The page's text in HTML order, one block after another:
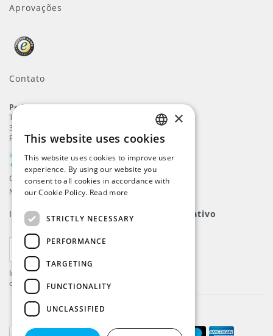
Aprovações
Contato
ProFlags B.V.
Tilbury 8
3897 AC
Países Baixos
info@beachflags.com
+31 (0) 85 401 4648
Câmara do Comércio: 92559840
Número de Contribuinte: NL866099657B01
Inscreva-se para nosso boletim informativo
Inscreva-se e receba as últimas novidades e
ofertas!
ENGLISH
DUTCH
GERMAN
×
This website uses cookies
This website uses cookies to improve user
experience. By using our website you
consent to all cookies in accordance with
our Cookie Policy. Read more
STRICTLY NECESSARY
PERFORMANCE
TARGETING
FUNCTIONALITY
UNCLASSIFIED